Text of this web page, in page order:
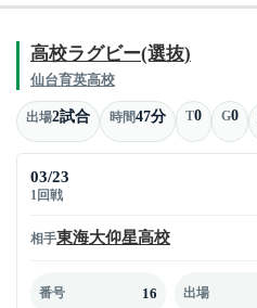
高校ラグビー(選抜)
仙台育英高校
出場2試合 時間47分 T0 G0
03/23
1回戦
相手東海大仰星高校
番号 16 出場